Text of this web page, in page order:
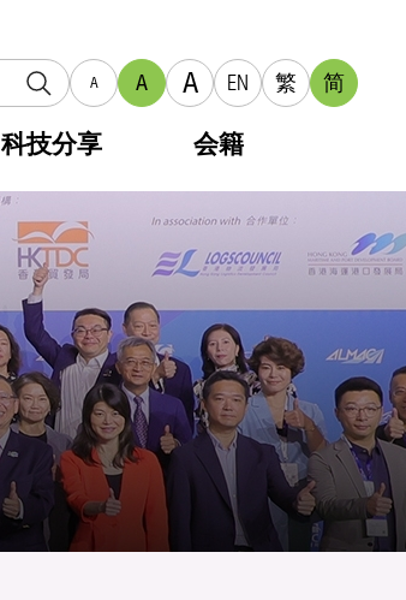
A A A EN 繁 简
科技分享 会籍